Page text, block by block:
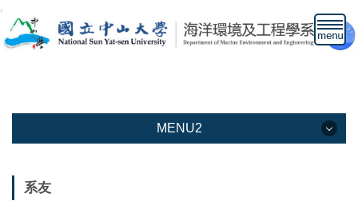
到
主
區
MENU2
系友